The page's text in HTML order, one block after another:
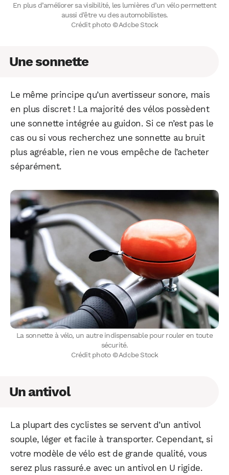
En plus d’améliorer sa visibilité, les lumières d’un vélo permettent
aussi d’être vu des automobilistes.
Crédit photo © Adobe Stock
Une sonnette
Le même principe qu’un avertisseur sonore, mais
en plus discret ! La majorité des vélos possèdent
une sonnette intégrée au guidon. Si ce n’est pas le
cas ou si vous recherchez une sonnette au bruit
plus agréable, rien ne vous empêche de l’acheter
séparément.
La sonnette à vélo, un autre indispensable pour rouler en toute
sécurité.
Crédit photo © Adobe Stock
Un antivol
La plupart des cyclistes se servent d’un antivol
souple, léger et facile à transporter. Cependant, si
votre modèle de vélo est de grande qualité, vous
serez plus rassuré.e avec un antivol en U rigide.